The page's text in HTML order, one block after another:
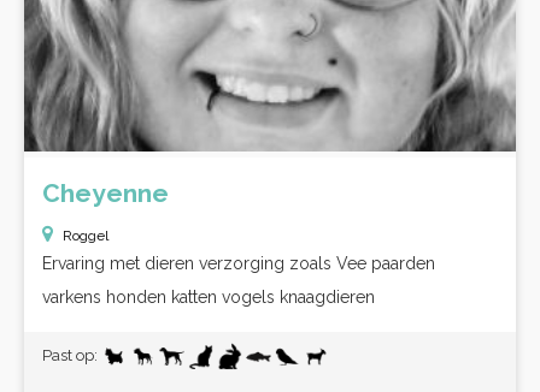
Cheyenne
Roggel
Ervaring met dieren verzorging zoals Vee paarden
varkens honden katten vogels knaagdieren
Past op: